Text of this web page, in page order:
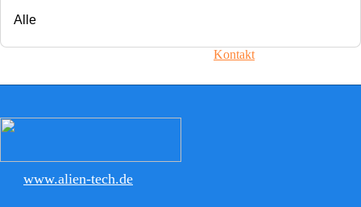
Kontakt
www.alien-tech.de